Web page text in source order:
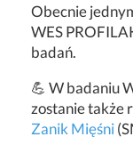
Obecnie
WES
badań.
💪 W badaniu
zostanie także
Zanik Mięśni